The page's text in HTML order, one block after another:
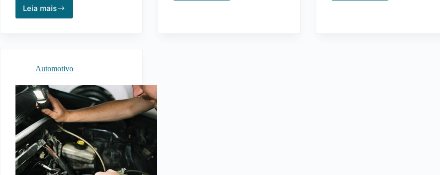
Leia mais
Como
Práticas
Reduzir
Custos
Diários
Automotivo